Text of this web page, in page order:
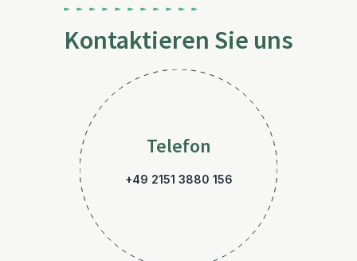
Kontaktieren Sie uns
Telefon
+49 2151 3880 156